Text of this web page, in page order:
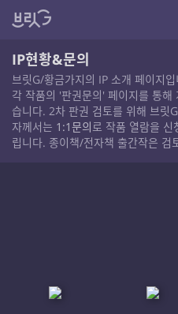
IP현황&문의
브릿G/황금가지의 IP 소개 페이지입
각 작품의 '판권문의' 페이지를 통
습니다. 2차 판권 검토를 위해 브릿
자께서는 1:1문의로 작품 열람을 신
립니다. 종이책/전자책 출간작은 검